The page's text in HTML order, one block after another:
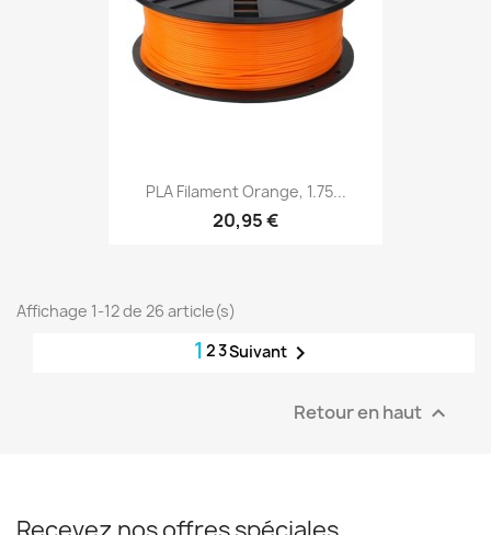
PLA Filament Orange, 1.75...
20,95 €
Affichage 1-12 de 26 article(s)
1 23Suivant 
Retour en haut 